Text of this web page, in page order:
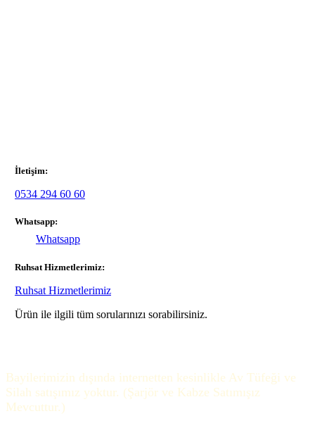
İletişim:
0534 294 60 60
Whatsapp:
Whatsapp
Ruhsat Hizmetlerimiz:
Ruhsat Hizmetlerimiz
Ürün ile ilgili tüm sorularınızı sorabilirsiniz.
Bayilerimizin dışında internetten kesinlikle Av Tüfeği ve
Silah satışımız yoktur. (Şarjör ve Kabze Satımışız
Mevcuttur.)